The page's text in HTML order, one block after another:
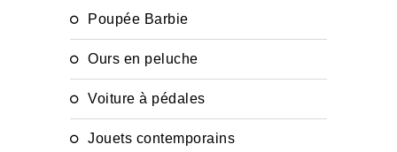
Poupée Barbie
Ours en peluche
Voiture à pédales
Jouets contemporains